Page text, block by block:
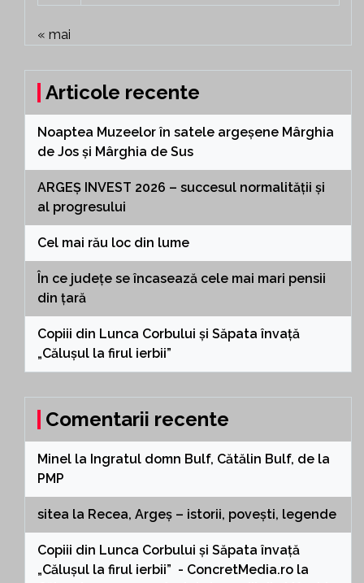
« mai
Articole recente
Noaptea Muzeelor în satele argeșene Mârghia
de Jos și Mârghia de Sus
ARGEȘ INVEST 2026 – succesul normalității și
al progresului
Cel mai rău loc din lume
În ce județe se încasează cele mai mari pensii
din țară
Copiii din Lunca Corbului și Săpata învață
„Călușul la firul ierbii”
Comentarii recente
Minel la Ingratul domn Bulf, Cătălin Bulf, de la
PMP
sitea la Recea, Argeș – istorii, povești, legende
Copiii din Lunca Corbului și Săpata învață
„Călușul la firul ierbii” - ConcretMedia.ro la